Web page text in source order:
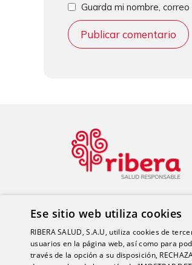
Guarda mi nombre,
Ese sitio web utiliza cookies
RIBERA SALUD, S.A.U, utiliza cookies de
usuarios en la página web, así como para
través de la opción a su disposición,